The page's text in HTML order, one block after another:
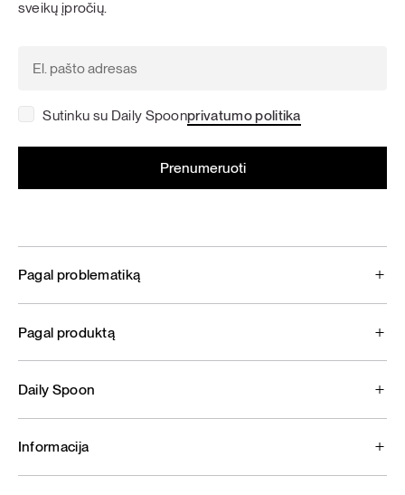
sveikų įpročių.
Sutinku su Daily Spoonprivatumo politika
Pagal problematiką
Pagal produktą
Daily Spoon
Informacija